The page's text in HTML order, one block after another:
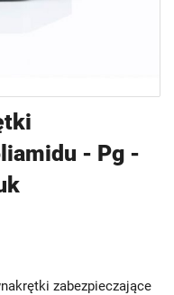
- Pg -
zabezpieczające